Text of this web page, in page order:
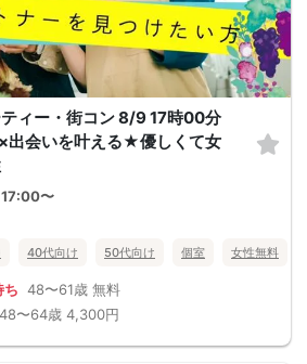
ィー・街コン 8/9 17時00分
出会いを叶える★優しくて女
〜
40代向け 50代向け 個室 女性無料
ち 48〜61歳 無料
48〜64歳 4,300円